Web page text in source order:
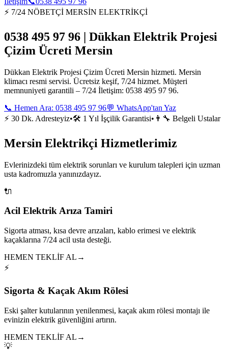
⚡ 7/24 NÖBETÇİ MERSİN ELEKTRİKÇİ
0538 495 97 96 | Dükkan Elektrik Projesi
Çizim Ücreti Mersin
Dükkan Elektrik Projesi Çizim Ücreti Mersin hizmeti. Mersin
klimacı resmi servisi. Ücretsiz keşif, 7/24 hizmet. Müşteri
memnuniyeti garantili – 7/24 İletişim: 0538 495 97 96.
📞 Hemen Ara: 0538 495 97 96💬 WhatsApp'tan Yaz
⚡ 30 Dk. Adresteyiz•🛠️ 1 Yıl İşçilik Garantisi• 👨‍🔧 Belgeli Ustalar
Mersin Elektrikçi Hizmetlerimiz
Evlerinizdeki tüm elektrik sorunları ve kurulum talepleri için uzman
usta kadromuzla yanınızdayız.
🔌
Acil Elektrik Arıza Tamiri
Sigorta atması, kısa devre arızaları, kablo erimesi ve elektrik
kaçaklarına 7/24 acil usta desteği.
HEMEN TEKLİF AL →
⚡
Sigorta & Kaçak Akım Rölesi
Eski şalter kutularının yenilenmesi, kaçak akım rölesi montajı ile
evinizin elektrik güvenliğini artırın.
HEMEN TEKLİF AL →
💡